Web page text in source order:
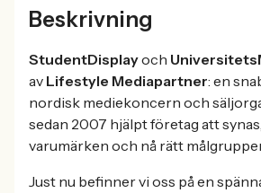
Beskrivning
StudentDisplayoch
av Lifestyle Mediapartner: en
nordisk mediekoncern och
sedan 2007 hjälpt företag att
varumärken och nå rätt
Just nu befinner vi oss på en